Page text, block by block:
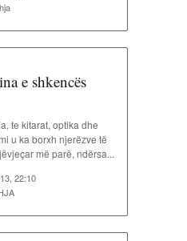
e shkencës
te kitarat, optika dhe
u ka borxh njerëzve të
më parë, ndërsa...
22:10